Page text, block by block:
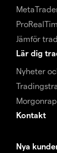
Jämför
Lär dig
Nyheter
Kontakt
Nya